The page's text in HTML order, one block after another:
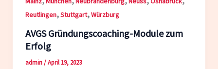
Reutlingen,Stuttgart,Würzburg
AVGS Gründungscoaching-Module zum
Erfolg
admin/April 19, 2023